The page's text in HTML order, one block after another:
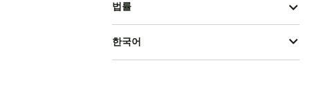
법률
한국어